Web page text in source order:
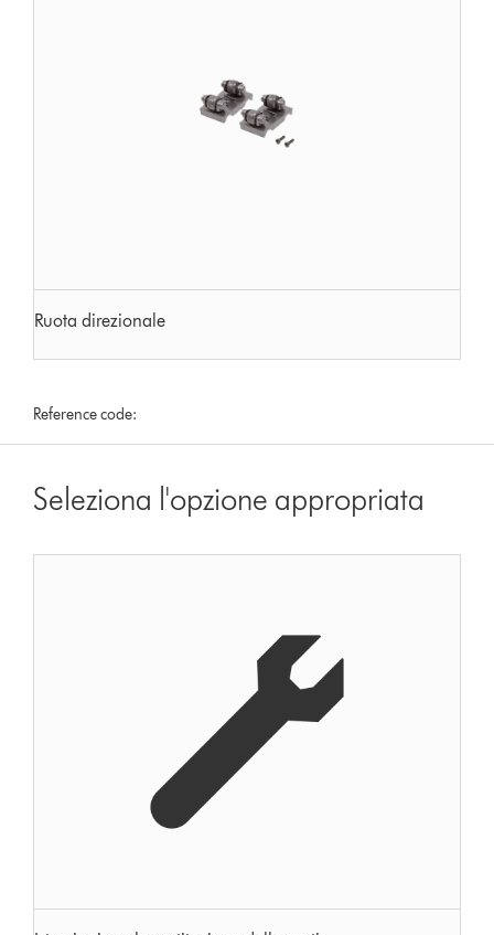
Ruota direzionale
Reference code:
Seleziona l'opzione appropriata